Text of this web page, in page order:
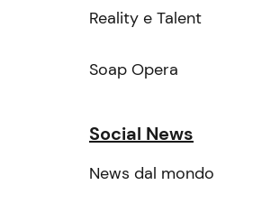
Reality e Talent
Soap Opera
Social News
News dal mondo